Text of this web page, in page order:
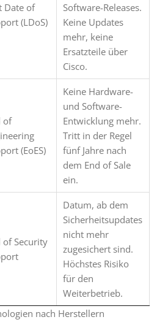
Date of
(LDoS)
Software-Releases.
Keine Updates
mehr, keine
Ersatzteile über
Cisco.
of
(EoES)
Keine Hardware-
und Software-
Entwicklung mehr.
Tritt in der Regel
fünf Jahre nach
dem End of Sale
ein.
of Security
Datum, ab dem
Sicherheitsupdates
nicht mehr
zugesichert sind.
Höchstes Risiko
für den
Weiterbetrieb.
nach Herstellern